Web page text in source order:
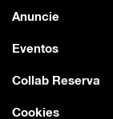
Anuncie
Eventos
Collab Reserva
Cookies